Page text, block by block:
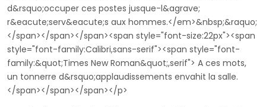
d&rsquo;occuper ces postes jusque-l&agrave;
r&eacute;serv&eacute;s aux hommes.</em>&nbsp;&raquo;
</span></span></span><span style="font-size:22px"><span
style="font-family:Calibri,sans-serif"><span style="font-
family:&quot;Times New Roman&quot;,serif"> A ces mots,
un tonnerre d&rsquo;applaudissements envahit la salle.
</span></span></span></p>